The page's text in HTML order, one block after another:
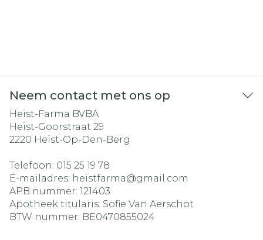
Neem contact met ons op
Heist-Farma BVBA
Heist-Goorstraat 29
2220 Heist-Op-Den-Berg
Telefoon: 015 25 19 78
E-mailadres: heistfarma@gmail.com
APB nummer: 121403
Apotheek titularis: Sofie Van Aerschot
BTW nummer: BE0470855024